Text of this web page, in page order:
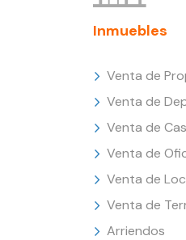
Inmuebles
Venta de
Venta de
Venta de
Venta de
Venta de
Venta de
Arriendos